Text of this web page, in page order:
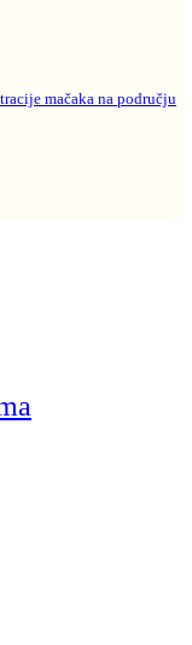
mačaka na području